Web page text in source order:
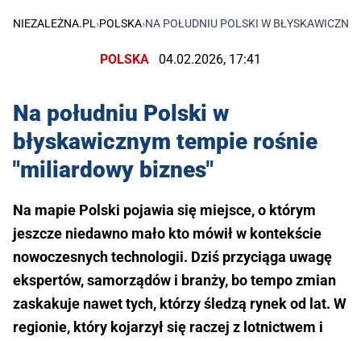
NIEZALEŻNA.PL ›POLSKA›NA POŁUDNIU POLSKI W
POLSKA 04.02.2026, 17:41
Na południu Polski w
błyskawicznym tempie rośnie
"miliardowy biznes"
Na mapie Polski pojawia się miejsce, o którym
jeszcze niedawno mało kto mówił w kontekście
nowoczesnych technologii. Dziś przyciąga uwagę
ekspertów, samorządów i branży, bo tempo zmian
zaskakuje nawet tych, którzy śledzą rynek od lat. W
regionie, który kojarzył się raczej z lotnictwem i